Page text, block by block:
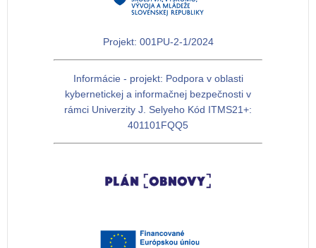
Projekt: 001PU-2-1/2024
Informácie - projekt: Podpora v oblasti
kybernetickej a informačnej bezpečnosti v
rámci Univerzity J. Selyeho Kód ITMS21+:
401101FQQ5